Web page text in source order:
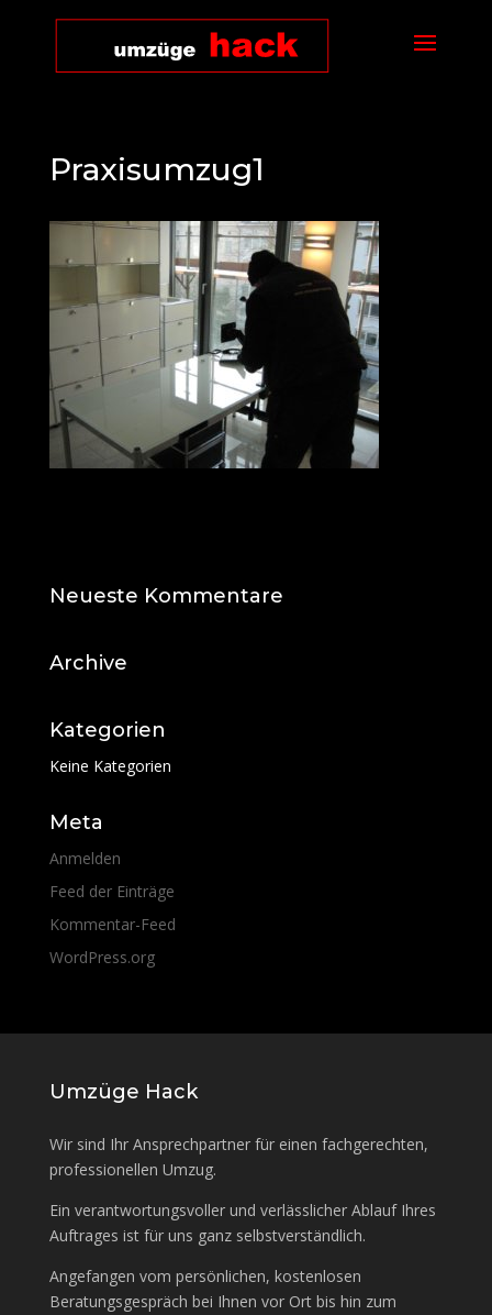
Praxisumzug1
Neueste Kommentare
Archive
Kategorien
Keine Kategorien
Meta
Anmelden
Feed der Einträge
Kommentar-Feed
WordPress.org
Umzüge Hack
Wir sind Ihr Ansprechpartner für einen fachgerechten,
professionellen Umzug.
Ein verantwortungsvoller und verlässlicher Ablauf Ihres
Auftrages ist für uns ganz selbstverständlich.
Angefangen vom persönlichen, kostenlosen
Beratungsgespräch bei Ihnen vor Ort bis hin zum